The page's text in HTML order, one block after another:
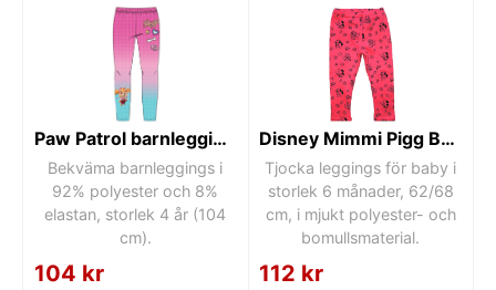
Paw Patrol barnleggings 4 år
Bekväma barnleggings i
92% polyester och 8%
elastan, storlek 4 år (104
cm).
104 kr
Disney Mimmi Pigg Baby Tjocka Leggings 6 månader
Tjocka leggings för baby i
storlek 6 månader, 62/68
cm, i mjukt polyester- och
bomullsmaterial.
112 kr